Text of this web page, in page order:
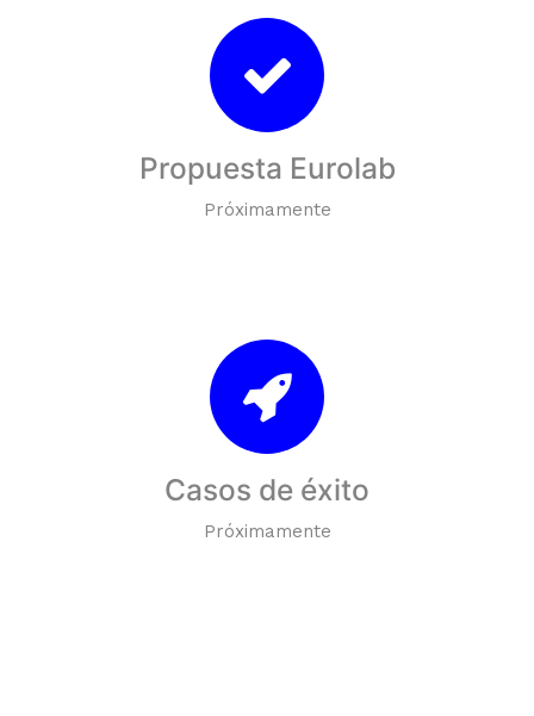
Propuesta Eurolab
Próximamente
Casos de éxito
Próximamente